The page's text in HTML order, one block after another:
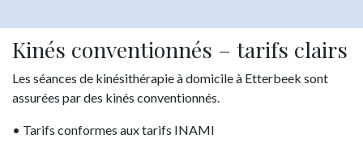
Kinés conventionnés – tarifs clairs
Les séances de kinésithérapie à domicile à Etterbeek sont
assurées par des kinés conventionnés.
• Tarifs conformes aux tarifs INAMI